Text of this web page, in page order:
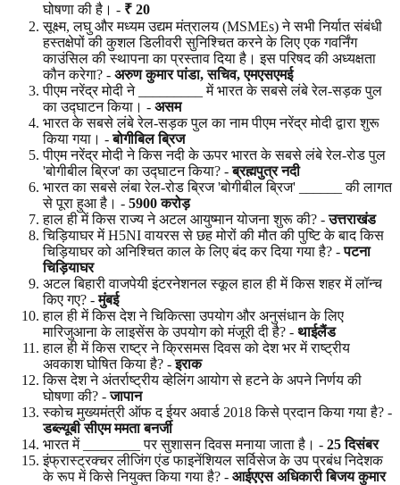
घोषणा की है। - ₹ 20
सूक्ष्म, लघु और मध्यम उद्यम मंत्रालय (MSMEs) ने सभी निर्यात संबंधी
हस्तक्षेपों की कुशल डिलीवरी सुनिश्चित करने के लिए एक गवर्निंग
काउंसिल की स्थापना का प्रस्ताव दिया है। इस परिषद की अध्यक्षता
कौन करेगा? - अरुणकुमारपांडा,सचिव,एमएसएमई
पीएम नरेंद्र मोदी ने _________ में भारत के सबसे लंबे रेल-सड़क पुल
का उद्घाटन किया। - असम
भारत के सबसे लंबे रेल-सड़क पुल का नाम पीएम नरेंद्र मोदी द्वारा शुरू
किया गया। -बोगीबिलब्रिज
पीएम नरेंद्र मोदी ने किस नदी के ऊपर भारत के सबसे लंबे रेल-रोड पुल
'बोगीबील ब्रिज' का उद्घाटन किया? -ब्रह्मपुत्र नदी
भारत का सबसे लंबा रेल-रोड ब्रिज 'बोगीबील ब्रिज' ______ की लागत
से पूरा हुआ है। - 5900करोड़
हाल ही में किस राज्य ने अटल आयुष्मान योजना शुरू की? -उत्तराखंड
चिड़ियाघर में H5NI वायरस से छह मोरों की मौत की पुष्टि के बाद किस
चिड़ियाघर को अनिश्चित काल के लिए बंद कर दिया गया है? -पटना
चिड़ियाघर
अटल बिहारी वाजपेयी इंटरनेशनल स्कूल हाल ही में किस शहर में लॉन्च
किए गए? -मुंबई
हाल ही में किस देश ने चिकित्सा उपयोग और अनुसंधान के लिए
मारिजुआना के लाइसेंस के उपयोग को मंजूरी दी है? - थाईलैंड
हाल ही में किस राष्ट्र ने क्रिसमस दिवस को देश भर में राष्ट्रीय
अवकाश घोषित किया है? -इराक
किस देश ने अंतर्राष्ट्रीय व्हेलिंग आयोग से हटने के अपने निर्णय की
घोषणा की? -जापान
स्कोच मुख्यमंत्री ऑफ द ईयर अवार्ड 2018 किसे प्रदान किया गया है? -
डब्ल्यूबीसीएमममताबनर्जी
भारत में ________ पर सुशासन दिवस मनाया जाता है। - 25दिसंबर
इंफ्रास्ट्रक्चर लीजिंग एंड फाइनेंशियल सर्विसेज के उप प्रबंध निदेशक
के रूप में किसे नियुक्त किया गया है? - आईएएसअधिकारीबिजयकुमार